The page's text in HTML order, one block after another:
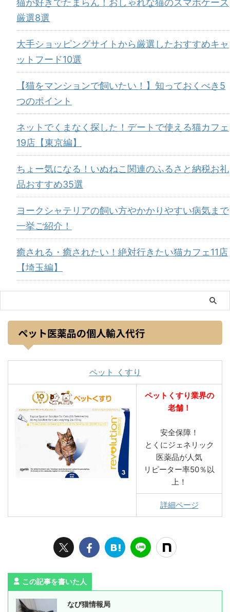
猫が好きでたまらん！おしゃれな猫のスマホケース
厳選8選
大手ショッピングサイトから厳選したおすすめキャ
ットフード10選
【猫をマンションで飼いたい！】知っておくべき5
つのポイント
ネットでくまなく探した！デートで使える猫カフェ
19店【東京編】
ちょー気になる！いぬねこ関連のふるさと納税お礼
品おすすめ35選
ヨークシャテリアの飼い方やかかりやすい病気まで
一挙ご紹介！
癒される・癒されたい！絶対行きたい猫カフェ11店
【埼玉編】
ペット医薬品の個人輸入代行
ペット くすり
ペットくすり業界の
老舗！
安全保障！
とくにジェネリック
医薬品が人気
リピーター率50％以
上！
詳細ページ
この記事を書いた人
なび猫情報局